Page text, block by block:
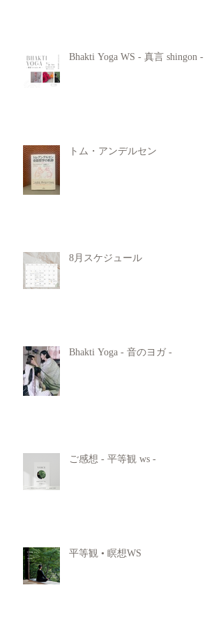
Bhakti Yoga WS - 真言 shingon -
トム・アンデルセン
8月スケジュール
Bhakti Yoga - 音のヨガ -
ご感想 - 平等観 ws -
平等観 • 瞑想WS